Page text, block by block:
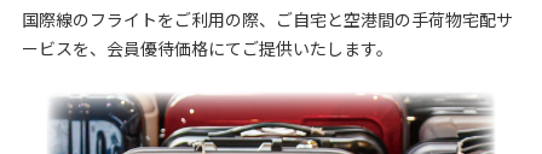
国際線のフライトをご利用の際、ご自宅と空港間の手荷物宅配サ
ービスを、会員優待価格にてご提供いたします。